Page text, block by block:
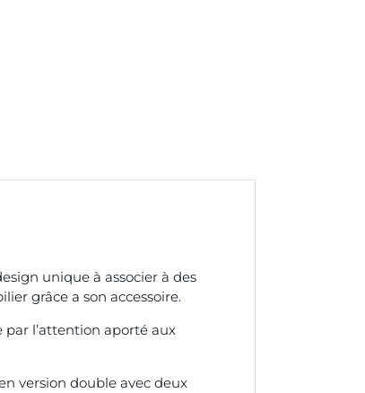
unique à associer à des
grâce a son accessoire.
par l’attention aporté aux
version double avec deux